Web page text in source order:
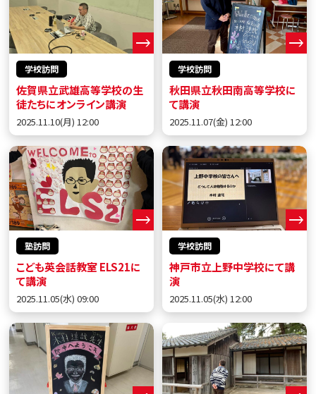
学校訪問
佐賀県立武雄高等学校の生
徒たちにオンライン講演
2025.11.10(月) 12:00
学校訪問
秋田県立秋田南高等学校に
て講演
2025.11.07(金) 12:00
塾訪問
こども英会話教室 ELS21に
て講演
2025.11.05(水) 09:00
学校訪問
神戸市立上野中学校にて講
演
2025.11.05(水) 12:00